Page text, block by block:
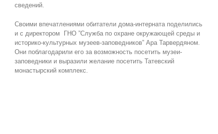
сведений.
Своими впечатлениями обитатели дома-интерната поделились
и с директором ГНО ”Служба по охране окружающей среды и
историко-культурных музеев-заповедников” Ара Тарвердяном.
Они поблагодарили его за возможность посетить музеи-
заповедники и выразили желание посетить Татевский
монастырский комплекс.